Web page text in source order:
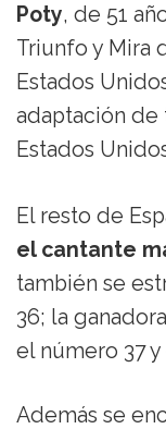
Poty, de 51
Triunfo y Mira
Estados
adaptación de
Estados
El resto de
el cantante
también se
36; la
el número 37
Además se